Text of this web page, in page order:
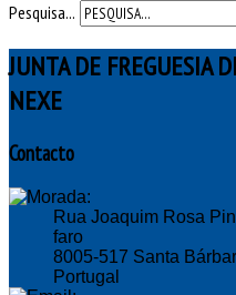
Pesquisa...
JUNTA DE FREGUESIA
NEXE
Contacto
Rua Joaquim Rosa
faro
8005-517 Santa
Portugal